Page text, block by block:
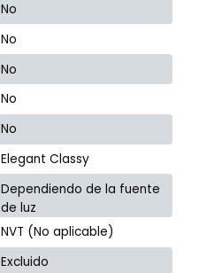
No
No
No
No
No
Elegant Classy
Dependiendo de la fuente
de luz
NVT (No aplicable)
Excluido